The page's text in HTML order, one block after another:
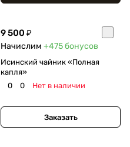
9 500 ₽
Начислим +475бонусов
Исинский чайник «Полная
капля»
0
0 Нет в наличии
Заказать